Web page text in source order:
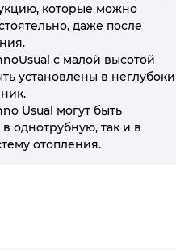
которые можно
даже после
с малой высотой
установлены в
Usual могут быть
однотрубную, так и в
отопления.